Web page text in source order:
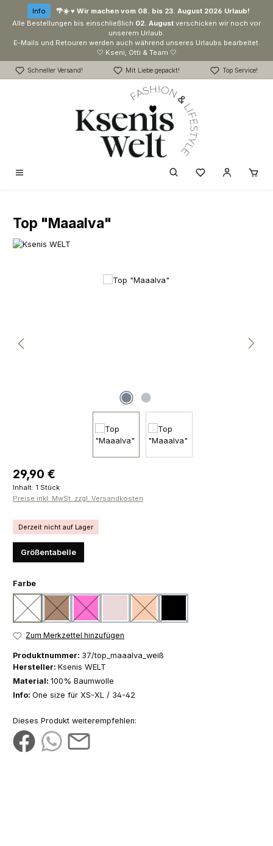
Zum Hauptinhalt springen
Info
🌴☀️ ♥ Wir machen vom 08. bis 23. August 2026 Urlaub!
Alle Bestellungen bis einschließlich 02. August verschicken wir noch vor
unserem Urlaub.
E-Mails und Retouren werden auch während unseres Urlaubs bearbeitet.
🤍 Kseni, Otti & Team 🤍
Schneller Versand! Mit Liebe gepackt! Top Service!
Du hast 0
Top "Maaalva"
Regulärer Preis:
29,90 €
Inhalt: 1 Stück
Preise inkl. MwSt. zzgl. Versandkosten
Derzeit nicht auf Lager
Größentabelle
Farbeauswählen
weiß
(Diese Option ist zurzeit nicht verfügbar.)
camel
(Diese Option ist zurzeit nicht verfügbar.)
pink
(Diese Option ist zurzeit nicht verfügbar.)
apricot
(Diese Option ist zurzeit nicht
Zum Merkzettel hinzufügen
Produktnummer: 37/top_maaalva_weiß
Hersteller: Ksenis WELT
Material: 100% Baumwolle
Info: One size für XS-XL / 34-42
Dieses Produkt weiterempfehlen: